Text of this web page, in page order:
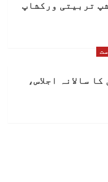
تربیتی ورکشاپ
سالانہ اجلاس،